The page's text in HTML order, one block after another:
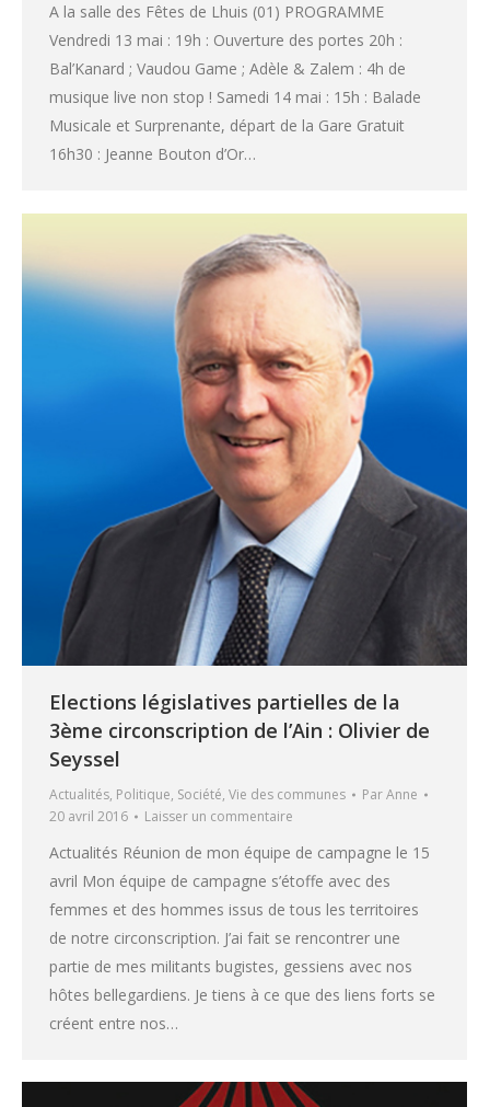
A la salle des Fêtes de Lhuis (01) PROGRAMME
Vendredi 13 mai : 19h : Ouverture des portes 20h :
Bal’Kanard ; Vaudou Game ; Adèle & Zalem : 4h de
musique live non stop ! Samedi 14 mai : 15h : Balade
Musicale et Surprenante, départ de la Gare Gratuit
16h30 : Jeanne Bouton d’Or…
Elections législatives partielles de la
3ème circonscription de l’Ain : Olivier de
Seyssel
Actualités, Politique, Société, Vie des communes ParAnne
20 avril 2016
Laisser un commentaire
Actualités Réunion de mon équipe de campagne le 15
avril Mon équipe de campagne s’étoffe avec des
femmes et des hommes issus de tous les territoires
de notre circonscription. J’ai fait se rencontrer une
partie de mes militants bugistes, gessiens avec nos
hôtes bellegardiens. Je tiens à ce que des liens forts se
créent entre nos…